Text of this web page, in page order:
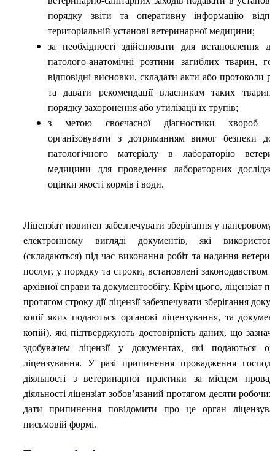
порядку звіти та оперативну інформацію
територіальній установі ветеринарної медицини;
за необхідності здійснювати для встановлення
патолого-анатомічні розтини загиблих тварин,
відповідні висновки, складати акти або протоколи
та давати рекомендації власникам таких
порядку захоронення або утилізації їх трупів;
з метою своєчасної діагностики хвороб
організовувати з дотриманням вимог безпеки
патологічного матеріалу в лабораторію
медицини для проведення лабораторних
оцінки якості кормів і води.
Ліцензіат повинен забезпечувати зберігання у паперовому
електронному вигляді документів, які
(складаються) під час виконання робіт та надання
послуг, у порядку та строки, встановлені законодавством
архівної справи та документообігу. Крім цього, ліцензіат
протягом строку дії ліцензії забезпечувати зберігання
копії яких подаються органові ліцензування, та
копій), які підтверджують достовірність даних, що
здобувачем ліцензії у документах, які подаються
ліцензування. У разі припинення провадження
діяльності з ветеринарної практики за місцем
діяльності ліцензіат зобов’язаний протягом десяти
дати припинення повідомити про це орган
письмовій формі.